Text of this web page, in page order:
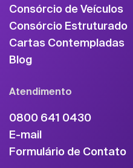
Consórcio de Veículos
Consórcio Estruturado
Cartas Contempladas
Blog
Atendimento
0800 641 0430
E-mail
Formulário de Contato